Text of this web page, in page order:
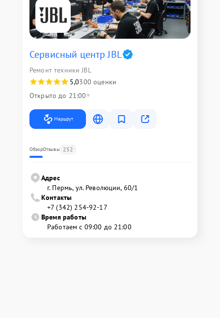
Сервисный центр JBL
Ремонт техники JBL
5,0300 оценки
Открыто до 21:00
Маршрут
ОбзорОтзывы 252
Адрес
г. Пермь, ул. ​Революции, 60/1
Контакты
+7 (342) 254-92-17
Время работы
Работаем с 09:00 до 21:00